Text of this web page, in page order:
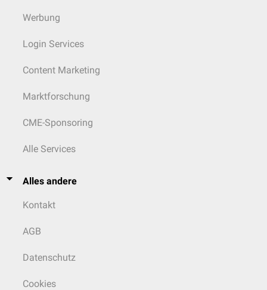
Werbung
Login Services
Content Marketing
Marktforschung
CME-Sponsoring
Alle Services
Alles andere
Kontakt
AGB
Datenschutz
Cookies